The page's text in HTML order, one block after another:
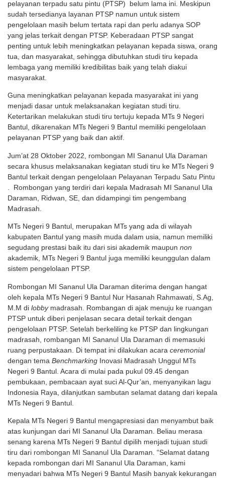
pelayanan terpadu satu pintu (PTSP) belum lama ini. Meskipun
sudah tersedianya layanan PTSP namun untuk sistem
pengelolaan masih belum tertata rapi dan perlu adanya SOP
yang jelas terkait dengan PTSP. Keberadaan PTSP sangat
penting untuk lebih meningkatkan pelayanan kepada siswa, orang
tua, dan masyarakat, sehingga dibutuhkan studi tiru kepada
lembaga yang memiliki kredibilitas baik yang telah diakui
masyarakat.
Guna meningkatkan pelayanan kepada masyarakat ini yang
menjadi dasar untuk melaksanakan kegiatan studi tiru.
Ketertarikan melakukan studi tiru tertuju kepada MTs 9 Negeri
Bantul, dikarenakan MTs Negeri 9 Bantul memiliki pengelolaan
pelayanan PTSP yang baik dan aktif.
Jum’at 28 Oktober 2022, rombongan MI Sananul Ula Daraman
secara khusus melaksanakan kegiatan studi tiru ke MTs Negeri 9
Bantul terkait dengan pengelolaan Pelayanan Terpadu Satu Pintu
. Rombongan yang terdiri dari kepala Madrasah MI Sananul Ula
Daraman, Ridwan, SE, dan didampingi tim pengembang
Madrasah.
MTs Negeri 9 Bantul, merupakan MTs yang ada di wilayah
kabupaten Bantul yang masih muda dalam usia, namun memiliki
segudang prestasi baik itu dari sisi akademik maupun non
akademik, MTs Negeri 9 Bantul juga memiliki keunggulan dalam
sistem pengelolaan PTSP.
Rombongan MI Sananul Ula Daraman diterima dengan hangat
oleh kepala MTs Negeri 9 Bantul Nur Hasanah Rahmawati, S.Ag,
M.M di lobbymadrasah. Rombangan di ajak menuju ke ruangan
PTSP untuk diberi penjelasan secara detail terkait dengan
pengelolaan PTSP. Setelah berkeliling ke PTSP dan lingkungan
madrasah, rombangan MI Sananul Ula Daraman di memasuki
ruang perpustakaan. Di tempat ini dilakukan acara ceremonial
dengan tema Benchmarking Inovasi Madrasah Unggul MTs
Negeri 9 Bantul. Acara di mulai pada pukul 09.45 dengan
pembukaan, pembacaan ayat suci Al-Qur’an, menyanyikan lagu
Indonesia Raya, dilanjutkan sambutan selamat datang dari kepala
MTs Negeri 9 Bantul.
Kepala MTs Negeri 9 Bantul mengapresiasi dan menyambut baik
atas kunjungan dari MI Sananul Ula Daraman. Beliau merasa
senang karena MTs Negeri 9 Bantul dipilih menjadi tujuan studi
tiru dari rombongan MI Sananul Ula Daraman. “Selamat datang
kepada rombongan dari MI Sananul Ula Daraman, kami
menyadari bahwa MTs Negeri 9 Bantul Masih banyak kekurangan